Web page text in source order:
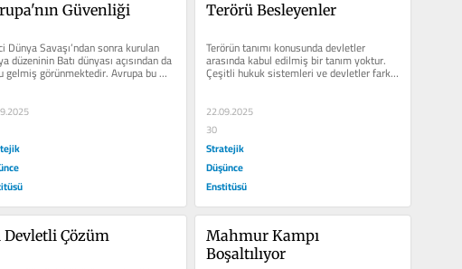
Güvenliği
Dünya Savaşı’ndan sonra kurulan
düzeninin Batı dünyası açısından da
gelmiş görünmektedir. Avrupa bu
geç...
Terörü Besleyenler
Terörün tanımı konusunda devletler
arasında kabul edilmiş bir tanım yoktur.
Çeşitli hukuk sistemleri ve devletler farklı
terörizm...
22.09.2025
30
Stratejik
Düşünce
Enstitüsü
Çözüm
Mahmur Kampı
Boşaltılıyor